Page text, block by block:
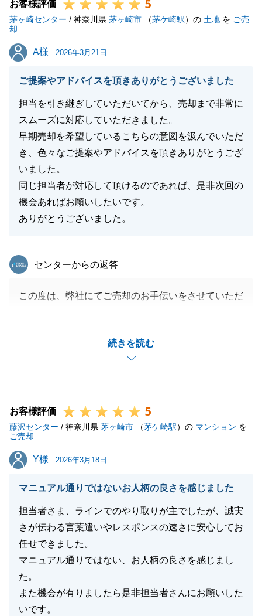
お客様評価 5
茅ヶ崎センター / 神奈川県 茅ヶ崎市 （茅ケ崎駅）の 土地 を ご売
却
A様
A様 2026年3月21日
ご提案やアドバイスを頂きありがとうございました
担当を引き継ぎしていただいてから、売却まで非常に
スムーズに対応していただきました。
早期売却を希望しているこちらの意図を汲んでいただ
き、色々なご提案やアドバイスを頂きありがとうござ
いました。
同じ担当者が対応して頂けるのであれば、是非次回の
機会あればお願いしたいです。
ありがとうございました。
続きを読む
東急リバブル
センターからの返答
この度は、弊社にてご売却のお手伝いをさせていただ
不安だったと思いますが、最後までお手伝いさせてい
ただけたことに感謝申し上げます。
A様とは年が近く、プライベートな話もしながら担当
みでした。
また、早期ご売却をということで、価格は想定よりも
下がってしまいましたが、スムーズに進めることがで
きて良かったと思っております。
して頂けるのであれば、是非次回の機会があればお願
いしたい」とありますが、私にとって最高の誉め言葉
です。
今後仕事の中で他のお客様にも同様のお言葉をいただ
けるよう頑張る所存です。
また何かご相談やお困り事がございましたら、いつで
もお気軽にご連絡いただけますと幸いです。
最後まで担当させていただき、本当にありがとうござ
お客様評価 5
藤沢センター / 神奈川県 茅ヶ崎市 （茅ケ崎駅）の マンション を
ご売却
Y様
Y様 2026年3月18日
マニュアル通りではないお人柄の良さを感じました
担当者さま、ラインでのやり取りが主でしたが、誠実
さが伝わる言葉遣いやレスポンスの速さに安心してお
任せできました。
マニュアル通りではない、お人柄の良さを感じまし
た。
また機会が有りましたら是非担当者さんにお願いした
いです。